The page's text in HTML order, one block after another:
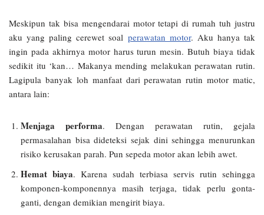
Meskipun tak bisa mengendarai motor tetapi di rumah tuh justru
aku yang paling cerewet soal perawatan motor. Aku hanya tak
ingin pada akhirnya motor harus turun mesin. Butuh biaya tidak
sedikit itu ‘kan… Makanya mending melakukan perawatan rutin.
Lagipula banyak loh manfaat dari perawatan rutin motor matic,
antara lain:
Menjaga performa. Dengan perawatan rutin, gejala
permasalahan bisa dideteksi sejak dini sehingga menurunkan
risiko kerusakan parah. Pun sepeda motor akan lebih awet.
Hemat biaya. Karena sudah terbiasa servis rutin sehingga
komponen-komponennya masih terjaga, tidak perlu gonta-
ganti, dengan demikian mengirit biaya.